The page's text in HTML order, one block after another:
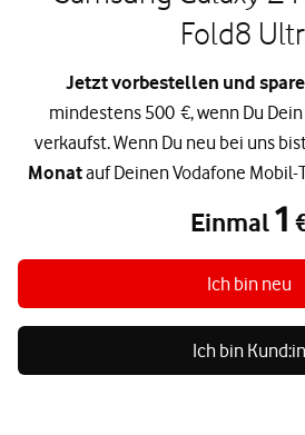
Fold8
Jetzt vorbestellen und
mindestens 500 €, wenn Du
verkaufst. Wenn Du neu bei uns
Monatauf Deinen Vodafone Mobil-
Einmal 1 €
Einmal1
Ich bin neu
Ich bin Kund:in